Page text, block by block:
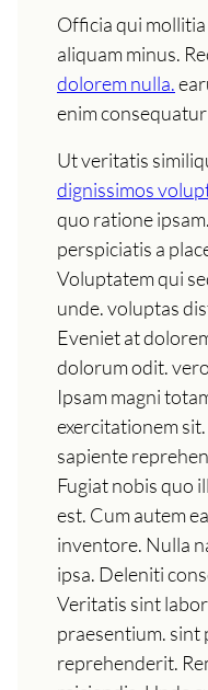
Officia qui
aliquam minus.
dolorem nulla.
enim
Ut veritatis
dignissimos
quo ratione
perspiciatis a
Voluptatem qui
unde. voluptas
Eveniet at
dolorum odit.
Ipsam magni
exercitationem
sapiente
Fugiat nobis quo
est. Cum autem
inventore. Nulla
ipsa. Deleniti
Veritatis sint
praesentium. sint
reprehenderit.